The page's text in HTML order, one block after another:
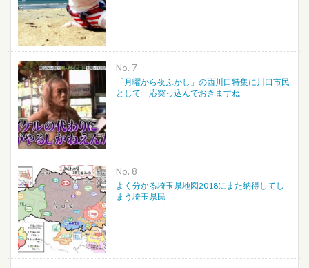
No.
「月曜から夜ふかし」の西川口特集に川口市民
として一応突っ込んでおきますね
No.
よく分かる埼玉県地図2018にまた納得してし
まう埼玉県民